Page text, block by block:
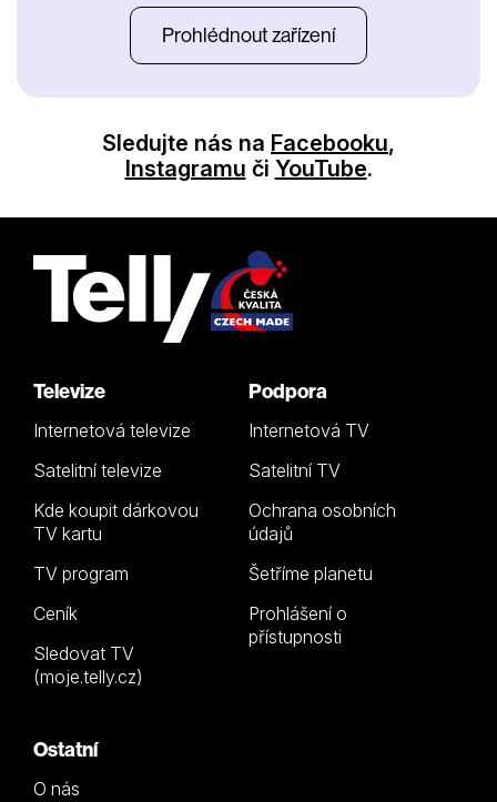
Prohlédnout zařízení
Sledujte nás na Facebooku,
Instagramu či YouTube.
Televize
Internetová televize
Satelitní televize
Kde koupit dárkovou
TV kartu
TV program
Ceník
Sledovat TV
(moje.telly.cz)
Podpora
Internetová TV
Satelitní TV
Ochrana osobních
údajů
Šetříme planetu
Prohlášení o
přístupnosti
Ostatní
O nás